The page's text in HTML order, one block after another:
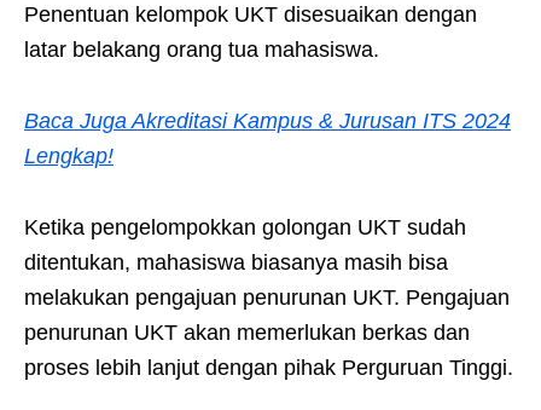
Penentuan kelompok UKT disesuaikan dengan
latar belakang orang tua mahasiswa.
Baca Juga Akreditasi Kampus & Jurusan ITS 2024
Lengkap!
Ketika pengelompokkan golongan UKT sudah
ditentukan, mahasiswa biasanya masih bisa
melakukan pengajuan penurunan UKT. Pengajuan
penurunan UKT akan memerlukan berkas dan
proses lebih lanjut dengan pihak Perguruan Tinggi.